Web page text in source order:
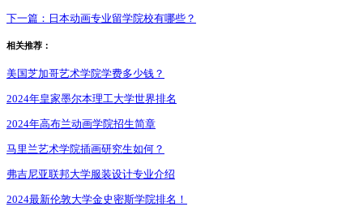
下一篇： 日本动画专业留学院校有哪些？
相关推荐：
美国芝加哥艺术学院学费多少钱？
2024年皇家墨尔本理工大学世界排名
2024年高布兰动画学院招生简章
马里兰艺术学院插画研究生如何？
弗吉尼亚联邦大学服装设计专业介绍
2024最新伦敦大学金史密斯学院排名！